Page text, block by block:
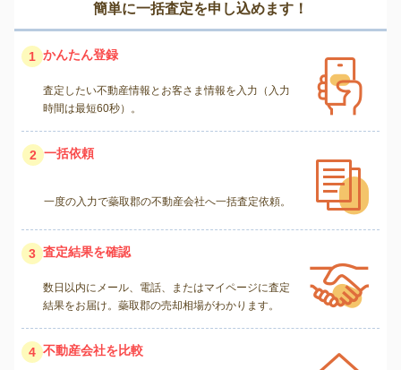
簡単に一括査定を申し込めます！
1 かんたん登録
査定したい不動産情報とお客さま情報を入力（入力
時間は最短60秒）。
2 一括依頼
一度の入力で蘂取郡の不動産会社へ一括査定依頼。
3 査定結果を確認
数日以内にメール、電話、またはマイページに査定
結果をお届け。蘂取郡の売却相場がわかります。
4 不動産会社を比較